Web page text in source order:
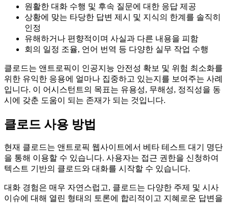
원활한 대화 수행 및 후속 질문에 대한 응답 제공
상황에 맞는 타당한 답변 제시 및 지식의 한계를 솔직히
인정
유해하거나 편향적이며 사실과 다른 내용을 피함
회의 일정 조율, 언어 번역 등 다양한 실무 작업 수행
클로드는 앤트로픽이 인공지능 안전성 확보 및 위험 최소화를
위한 유익한 응용에 얼마나 집중하고 있는지를 보여주는 사례
입니다. 이 어시스턴트의 목표는 유용성, 무해성, 정직성을 동
시에 갖춘 도움이 되는 존재가 되는 것입니다.
클로드 사용 방법
현재 클로드는 앤트로픽 웹사이트에서 베타 테스트 대기 명단
을 통해 이용할 수 있습니다. 사용자는 접근 권한을 신청하여
텍스트 기반의 클로드와 대화를 시작할 수 있습니다.
대화 경험은 매우 자연스럽고, 클로드는 다양한 주제 및 시사
이슈에 대해 열린 형태의 토론에 합리적이고 지혜로운 답변을